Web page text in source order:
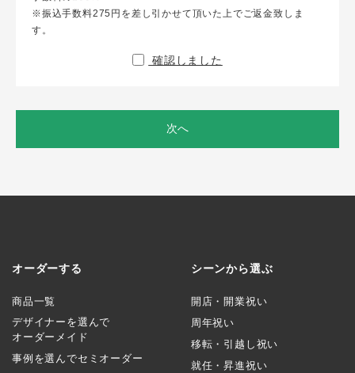
※振込手数料275円を差し引かせて頂いた上でご返金致しま
す。
確認しました
次へ
オーダーする
商品一覧
デザイナーを選んで
オーダーメイド
事例を選んでセミオーダー
シーンから選ぶ
開店・開業祝い
周年祝い
移転・引越し祝い
就任・昇進祝い